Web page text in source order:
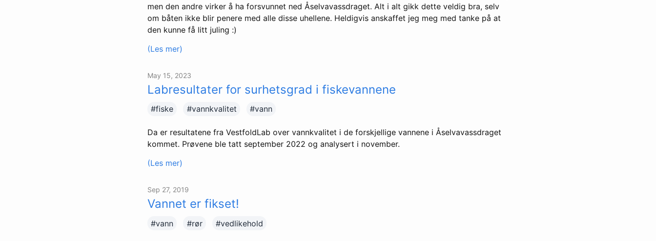
men den andre virker å ha forsvunnet ned Åselvavassdraget. Alt i alt gikk dette veldig bra, selv
om båten ikke blir penere med alle disse uhellene. Heldigvis anskaffet jeg meg med tanke på at
den kunne få litt juling :)
(Les mer)
May 15, 2023
Labresultater for surhetsgrad i fiskevannene
#fiske #vannkvalitet #vann
Da er resultatene fra VestfoldLab over vannkvalitet i de forskjellige vannene i Åselvavassdraget
kommet. Prøvene ble tatt september 2022 og analysert i november.
(Les mer)
Sep 27, 2019
Vannet er fikset!
#vann #rør #vedlikehold